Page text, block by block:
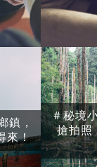
鎮，
來！
＃秘境
搶拍照